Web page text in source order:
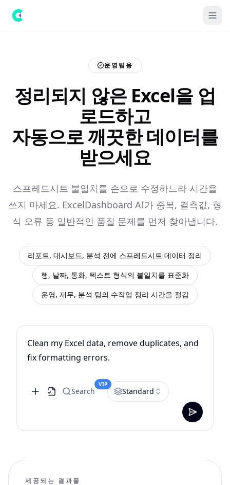
운영팀용
정리되지 않은 Excel을 업
로드하고
자동으로 깨끗한 데이터를
받으세요
스프레드시트 불일치를 손으로 수정하느라 시간을
쓰지 마세요. ExcelDashboard AI가 중복, 결측값, 형
식 오류 등 일반적인 품질 문제를 먼저 찾아냅니다.
리포트, 대시보드, 분석 전에 스프레드시트 데이터 정리
행, 날짜, 통화, 텍스트 형식의 불일치를 표준화
운영, 재무, 분석 팀의 수작업 정리 시간을 절감
Clean my Excel data, remove duplicates, and
fix formatting errors.
Search
VIP
Standard
제공되는 결과물